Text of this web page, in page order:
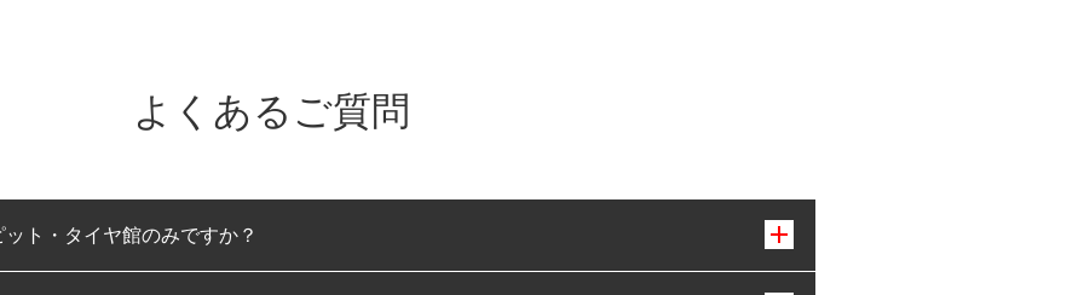
よくあるご質問
ト・タイヤ館のみですか？